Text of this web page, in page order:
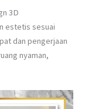
3D
estetis sesuai
dan pengerjaan
nyaman,